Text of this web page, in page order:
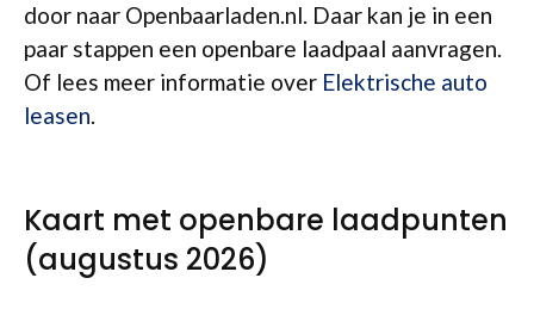
door naar Openbaarladen.nl. Daar kan je in een
paar stappen een openbare laadpaal aanvragen.
Of lees meer informatie over Elektrische auto
leasen.
Kaart met openbare laadpunten
(augustus 2026)